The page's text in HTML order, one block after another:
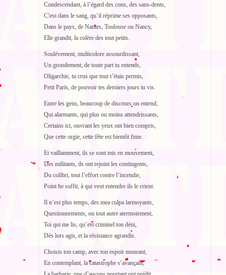
Condescendant, à l’égard des cons, des sans-dents,
C’est dans le sang, qu’il réprime ses opposants,
Dans le pays, de Nantes, Toulouse ou Nancy,
Elle grandit, la colère des tout petits.
Soulèvement, multicolore assourdissant,
Un grondement, de toute part tu entends,
Oligarchie, tu crus que tout t’étais permis,
Petit Paris, de pouvoir tes derniers jours tu vis.
Entre les gens, beaucoup de discours on entend,
Qui alarmants, qui plus ou moins attendrissants,
Certains ici, ouvrant les yeux ont bien compris,
Que cette orgie, cette fête est bientôt finie.
Et vaillamment, ils se sont mis en mouvement,
Des militants, ils ont rejoint les contingents,
Du colibri, tout l’effort contre l’incendie,
Point ne suffit, à qui veut entendre ils le crient.
Il n’est plus temps, des mea culpa larmoyants,
Questionnements, ou tout autre atermoiement,
Toi qui me lis, qu’est criminel ton déni,
Dès lors agis, et la résistance agrandis.
Choisis ton camp, avec ton espoir mourant,
En contemplant, la catastrophe s’avançant,